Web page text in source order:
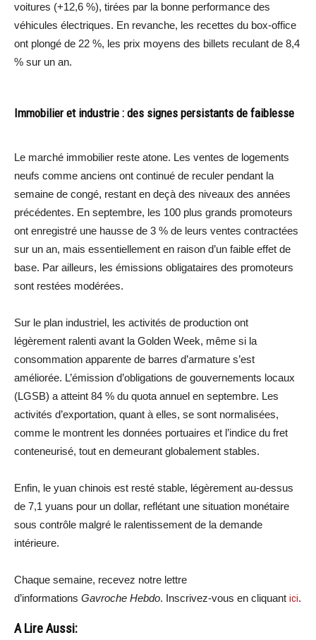
voitures (+12,6 %), tirées par la bonne performance des
véhicules électriques. En revanche, les recettes du box-office
ont plongé de 22 %, les prix moyens des billets reculant de 8,4
% sur un an.
Immobilier et industrie : des signes persistants de faiblesse
Le marché immobilier reste atone. Les ventes de logements
neufs comme anciens ont continué de reculer pendant la
semaine de congé, restant en deçà des niveaux des années
précédentes. En septembre, les 100 plus grands promoteurs
ont enregistré une hausse de 3 % de leurs ventes contractées
sur un an, mais essentiellement en raison d’un faible effet de
base. Par ailleurs, les émissions obligataires des promoteurs
sont restées modérées.
Sur le plan industriel, les activités de production ont
légèrement ralenti avant la Golden Week, même si la
consommation apparente de barres d’armature s’est
améliorée. L’émission d’obligations de gouvernements locaux
(LGSB) a atteint 84 % du quota annuel en septembre. Les
activités d’exportation, quant à elles, se sont normalisées,
comme le montrent les données portuaires et l’indice du fret
conteneurisé, tout en demeurant globalement stables.
Enfin, le yuan chinois est resté stable, légèrement au-dessus
de 7,1 yuans pour un dollar, reflétant une situation monétaire
sous contrôle malgré le ralentissement de la demande
intérieure.
Chaque semaine, recevez notre lettre
d’informations Gavroche Hebdo. Inscrivez-vous en cliquant ici.
A Lire Aussi: